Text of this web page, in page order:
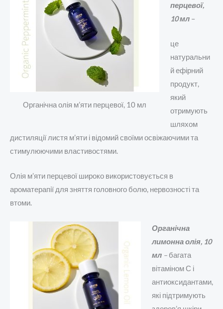
Органічна олія м’яти перцевої, 10 мл
перцевої,
10 мл–
це
натуральни
й ефірний
продукт,
який
отримують
шляхом
дистиляції листя м’яти і відомий своїми освіжаючими та
стимулюючими властивостями.
Олія м’яти перцевої широко використовується в
ароматерапії для зняття головного болю, нервозності та
втоми.
Органічна
лимонна олія, 10
мл –багата
вітаміном С і
антиоксидантами,
які підтримують